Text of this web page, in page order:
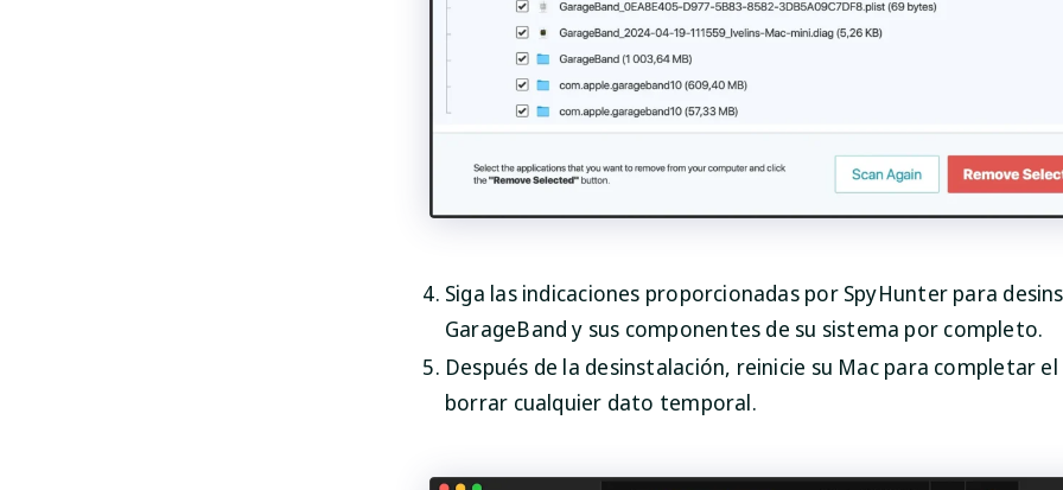
Siga las indicaciones proporcionadas por SpyHunter para
GarageBand y sus componentes de su sistema por completo.
Después de la desinstalación, reinicie su Mac para completar
borrar cualquier dato temporal.